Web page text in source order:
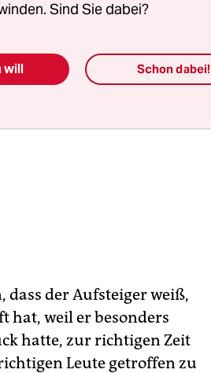
der Aufsteiger weiß,
hat, weil er besonders
hatte, zur richtigen Zeit
Leute getroffen zu
Sind Sie dabei?
will Schon dabei!